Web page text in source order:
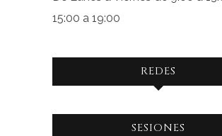
15:00 a 19:00
REDES
Ver
Ver
SESIONES